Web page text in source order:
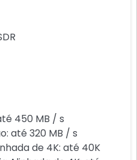
450 MB / s
até 320 MB / s
de 4K: até 40K